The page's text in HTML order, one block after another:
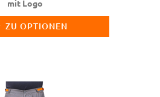
mit Logo
ZU OPTIONEN